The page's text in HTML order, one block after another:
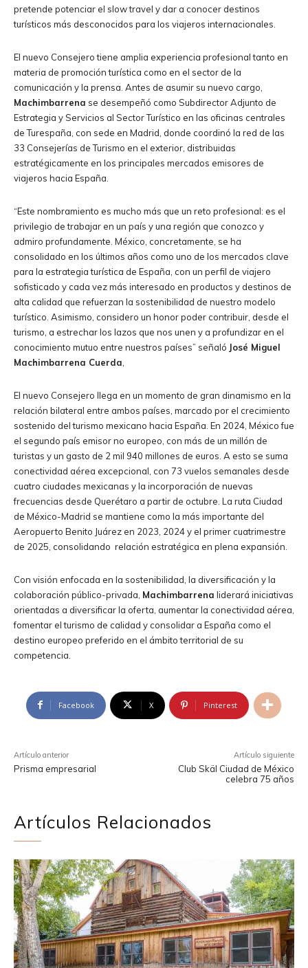
pretende potenciar el slow travel y dar a conocer destinos
turísticos más desconocidos para los viajeros internacionales.
El nuevo Consejero tiene amplia experiencia profesional tanto en
materia de promoción turística como en el sector de la
comunicación y la prensa. Antes de asumir su nuevo cargo,
Machimbarrena se desempeñó como Subdirector Adjunto de
Estrategia y Servicios al Sector Turístico en las oficinas centrales
de Turespaña, con sede en Madrid, donde coordinó la red de las
33 Consejerías de Turismo en el exterior, distribuidas
estratégicamente en los principales mercados emisores de
viajeros hacia España.
“Este nombramiento es mucho más que un reto profesional: es el
privilegio de trabajar en un país y una región que conozco y
admiro profundamente. México, concretamente, se ha
consolidado en los últimos años como uno de los mercados clave
para la estrategia turística de España, con un perfil de viajero
sofisticado y cada vez más interesado en productos y destinos de
alta calidad que refuerzan la sostenibilidad de nuestro modelo
turístico. Asimismo, considero un honor poder contribuir, desde el
turismo, a estrechar los lazos que nos unen y a profundizar en el
conocimiento mutuo entre nuestros países” señaló José Miguel
Machimbarrena Cuerda
El nuevo Consejero llega en un momento de gran dinamismo en la
relación bilateral entre ambos países, marcado por el crecimiento
sostenido del turismo mexicano hacia España. En 2024, México fue
el segundo país emisor no europeo, con más de un millón de
turistas y un gasto de 2 mil 940 millones de euros. A esto se suma
conectividad aérea excepcional, con 73 vuelos semanales desde
cuatro ciudades mexicanas y la incorporación de nuevas
frecuencias desde Querétaro a partir de octubre. La ruta Ciudad
de México-Madrid se mantiene como la más importante del
Aeropuerto Benito Juárez en 2023, 2024 y el primer cuatrimestre
de 2025, consolidando relación estratégica en plena expansión.
Con visión enfocada en la sostenibilidad, la diversificación y la
colaboración público-privada, Machimbarrena liderará iniciativas
orientadas a diversificar la oferta, aumentar la conectividad aérea,
fomentar el turismo de calidad y consolidar a España como el
destino europeo preferido en el ámbito territorial de su
competencia.
Facebook X Pinterest
Artículo anterior
Prisma empresarial
Artículo siguiente
Club Skäl Ciudad de México
celebra 75 años
Artículos Relacionados